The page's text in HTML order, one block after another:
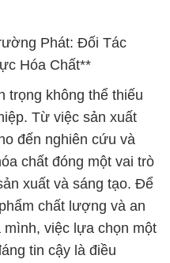
Phát: Đối Tác
Hóa Chất**
trọng không thể thiếu
Từ việc sản xuất
đến nghiên cứu và
chất đóng một vai trò
xuất và sáng tạo. Để
chất lượng và an
việc lựa chọn một
tin cậy là điều